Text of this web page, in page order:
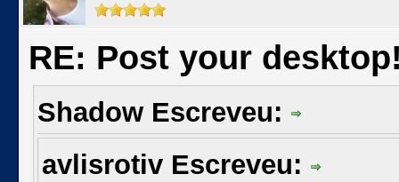
RE: Post your
Shadow Escreveu:
avlisrotiv Escreveu: